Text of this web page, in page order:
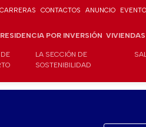
CARRERAS CONTACTOS ANUNCIO
RESIDENCIA POR INVERSIÓN
LA SECCIÓN DE
SOSTENIBILIDAD